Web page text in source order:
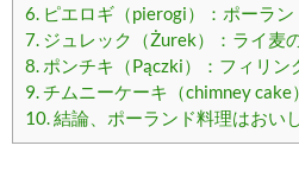
6. ピエロギ（pierogi）：ポーラ
7. ジュレック（Żurek）：ライ麦
8. ポンチキ（Pączki）：フィリン
9.チムニーケーキ（chimney
10.結論、ポーランド料理はおい